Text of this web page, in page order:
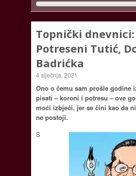
Topnički dnevnici:
Potreseni Tutić,
Badrićka
4 siječnja, 2021
Ono o čemu sam prošle godine
pisati – koroni i potresu – ove
moći izbjeći, jer se čini kao da
ne postoji.
S